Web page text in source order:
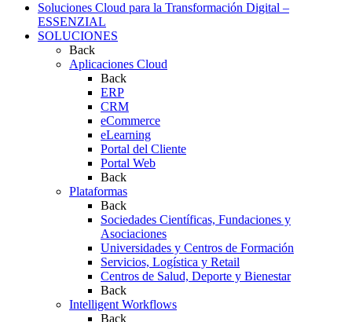
Soluciones Cloud para la Transformación Digital –
ESSENZIAL
SOLUCIONES
Back
Aplicaciones Cloud
Back
ERP
CRM
eCommerce
eLearning
Portal del Cliente
Portal Web
Back
Plataformas
Back
Sociedades Científicas, Fundaciones y
Asociaciones
Universidades y Centros de Formación
Servicios, Logística y Retail
Centros de Salud, Deporte y Bienestar
Back
Intelligent Workflows
Back